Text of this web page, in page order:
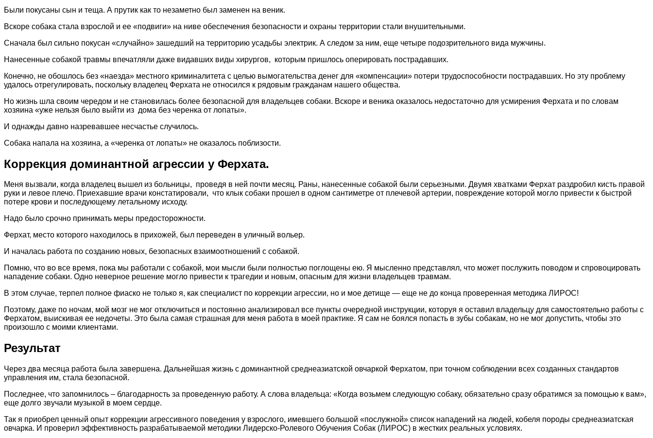
Были покусаны сын и теща. А прутик как то незаметно был заменен на веник.
Вскоре собака стала взрослой и ее «подвиги» на ниве обеспечения безопасности и охраны территории стали внушительными.
Сначала был сильно покусан «случайно» зашедший на территорию усадьбы электрик. А следом за ним, еще четыре подозрительного вида мужчины.
Нанесенные собакой травмы впечатляли даже видавших виды хирургов, которым пришлось оперировать пострадавших.
Конечно, не обошлось без «наезда» местного криминалитета с целью вымогательства денег для «компенсации» потери трудоспособности пострадавших. Но эту проблему
удалось отрегулировать, поскольку владелец Ферхата не относился к рядовым гражданам нашего общества.
Но жизнь шла своим чередом и не становилась более безопасной для владельцев собаки. Вскоре и веника оказалось недостаточно для усмирения Ферхата и по словам
хозяина «уже нельзя было выйти из дома без черенка от лопаты».
И однажды давно назревавшее несчастье случилось.
Собака напала на хозяина, а «черенка от лопаты» не оказалось поблизости.
Коррекция доминантной агрессии у Ферхата.
Меня вызвали, когда владелец вышел из больницы, проведя в ней почти месяц. Раны, нанесенные собакой были серьезными. Двумя хватками Ферхат раздробил кисть правой
руки и левое плечо. Приехавшие врачи констатировали, что клык собаки прошел в одном сантиметре от плечевой артерии, повреждение которой могло привести к быстрой
потере крови и последующему летальному исходу.
Надо было срочно принимать меры предосторожности.
Ферхат, место которого находилось в прихожей, был переведен в уличный вольер.
И началась работа по созданию новых, безопасных взаимоотношений с собакой.
Помню, что во все время, пока мы работали с собакой, мои мысли были полностью поглощены ею. Я мысленно представлял, что может послужить поводом и спровоцировать
нападение собаки. Одно неверное решение могло привести к трагедии и новым, опасным для жизни владельцев травмам.
В этом случае, терпел полное фиаско не только я, как специалист по коррекции агрессии, но и мое детище — еще не до конца проверенная методика ЛИРОС!
Поэтому, даже по ночам, мой мозг не мог отключиться и постоянно анализировал все пункты очередной инструкции, которуя я оставил владельцу для самостоятельно работы с
Ферхатом, выискивая ее недочеты. Это была самая страшная для меня работа в моей практике. Я сам не боялся попасть в зубы собакам, но не мог допустить, чтобы это
произошло с моими клиентами.
Результат
Через два месяца работа была завершена. Дальнейшая жизнь с доминантной среднеазиатской овчаркой Ферхатом, при точном соблюдении всех созданных стандартов
управления им, стала безопасной.
Последнее, что запомнилось – благодарность за проведенную работу. А слова владельца: «Когда возьмем следующую собаку, обязательно сразу обратимся за помощью к вам»,
еще долго звучали музыкой в моем сердце.
Так я приобрел ценный опыт коррекции агрессивного поведения у взрослого, имевшего большой «послужной» список нападений на людей, кобеля породы среднеазиатская
овчарка. И проверил эффективность разрабатываемой методики Лидерско-Ролевого Обучения Собак (ЛИРОС) в жестких реальных условиях.